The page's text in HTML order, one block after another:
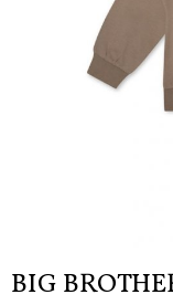
BIG